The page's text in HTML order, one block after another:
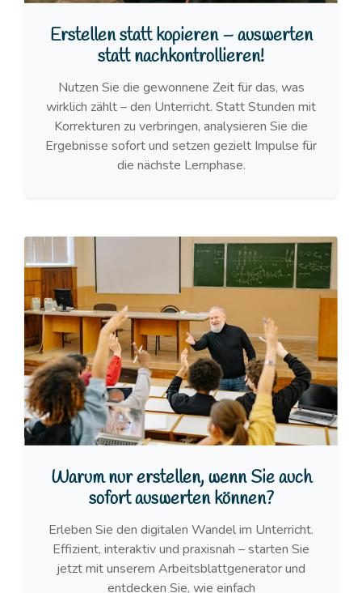
Erstellen statt kopieren – auswerten
statt nachkontrollieren!
Nutzen Sie die gewonnene Zeit für das, was
wirklich zählt – den Unterricht. Statt Stunden mit
Korrekturen zu verbringen, analysieren Sie die
Ergebnisse sofort und setzen gezielt Impulse für
die nächste Lernphase.
Warum nur erstellen, wenn Sie auch
sofort auswerten können?
Erleben Sie den digitalen Wandel im Unterricht.
Effizient, interaktiv und praxisnah – starten Sie
jetzt mit unserem Arbeitsblattgenerator und
entdecken Sie, wie einfach